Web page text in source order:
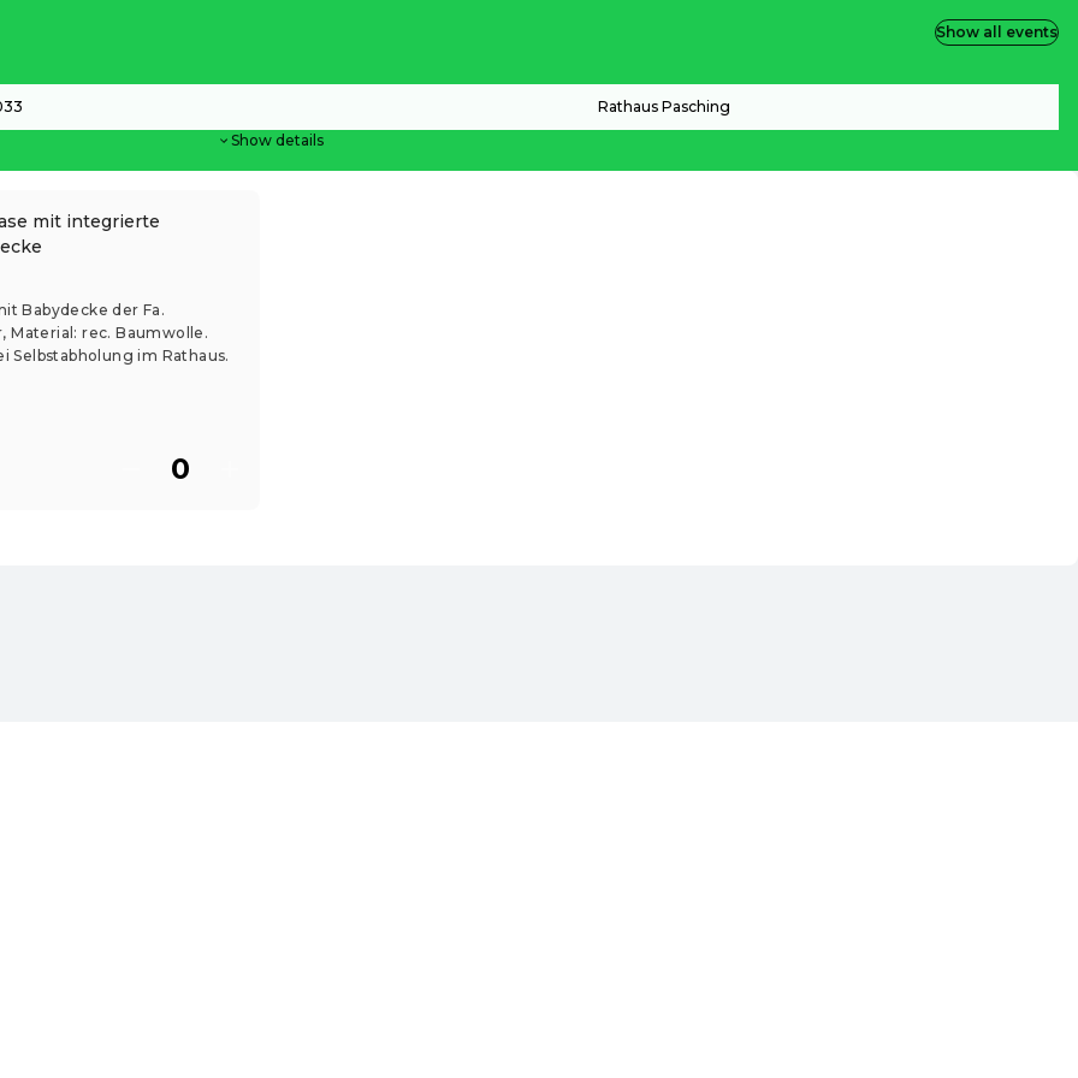
Rathaus Pasching
Show details
Show all events
mit integrierte
Babydecke der Fa.
Material: rec. Baumwolle.
Selbstabholung im Rathaus.